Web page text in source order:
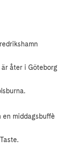
åter i Göteborg
en middagsbuffè